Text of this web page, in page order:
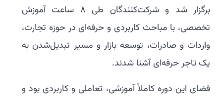
برگزار شد و شرکت‌کنندگان طی ۸ ساعت آموزش
تخصصی، با مباحث کاربردی و حرفه‌ای در حوزه تجارت،
واردات و صادرات، توسعه بازار و مسیر تبدیل‌شدن به
یک تاجر حرفه‌ای آشنا شدند.
فضای این دوره کاملاً آموزشی، تعاملی و کاربردی بود و